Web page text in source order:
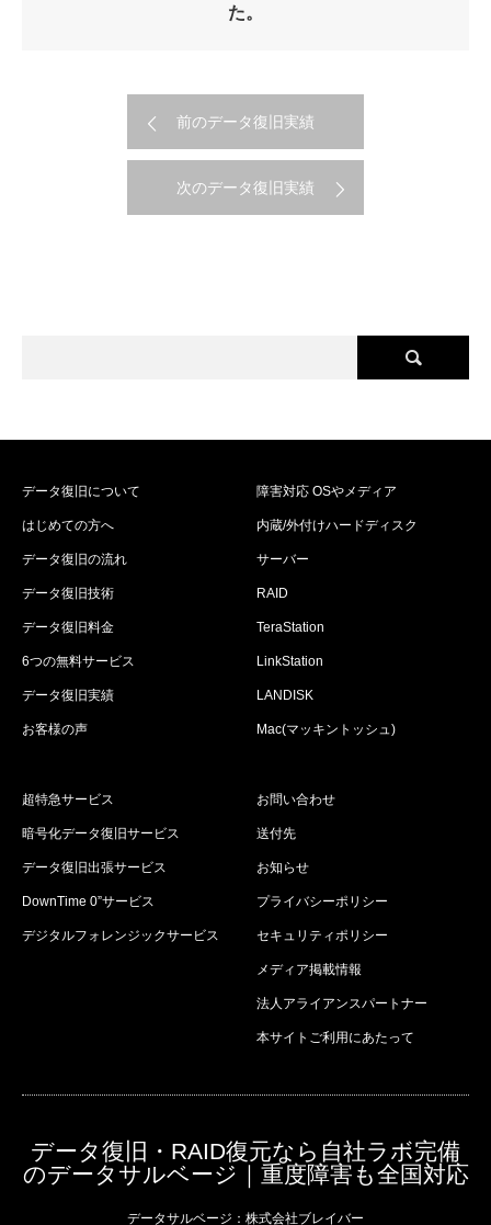
た。
前のデータ復旧実績
次のデータ復旧実績
データ復旧について
はじめての方へ
データ復旧の流れ
データ復旧技術
データ復旧料金
6つの無料サービス
データ復旧実績
お客様の声
障害対応 OSやメディア
内蔵/外付けハードディスク
サーバー
RAID
TeraStation
LinkStation
LANDISK
Mac(マッキントッシュ)
超特急サービス
暗号化データ復旧サービス
データ復旧出張サービス
DownTime 0”サービス
デジタルフォレンジックサービス
お問い合わせ
送付先
お知らせ
プライバシーポリシー
セキュリティポリシー
メディア掲載情報
法人アライアンスパートナー
本サイトご利用にあたって
データ復旧・RAID復元なら自社ラボ完備
のデータサルベージ｜重度障害も全国対応
データサルベージ：株式会社ブレイバー